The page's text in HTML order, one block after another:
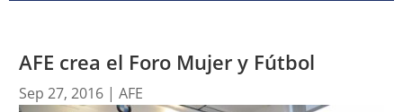
AFE crea el Foro Mujer y Fútbol
Sep 27, 2016| AFE